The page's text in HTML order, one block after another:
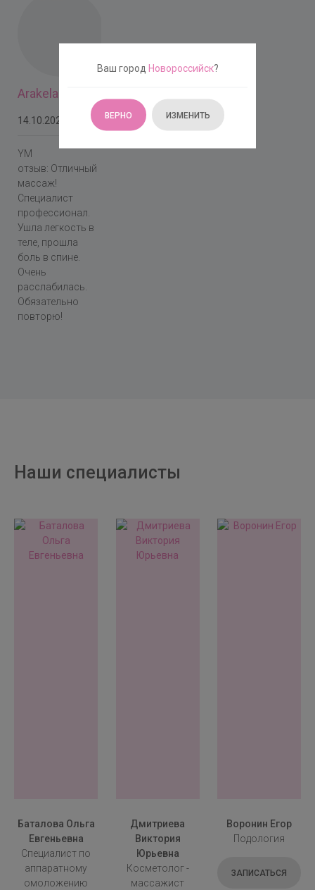
Arakela
14.10.2025
YM
отзыв: Отличный
массаж!
Специалист
профессионал.
Ушла легкость в
теле, прошла
боль в спине.
Очень
расслабилась.
Обязательно
повторю!
Наши специалисты
Баталова Ольга
Евгеньевна
Специалист по
аппаратному
омоложению
Дмитриева
Виктория
Юрьевна
Косметолог -
массажист
Воронин Егор
Подология
ЗАПИСАТЬСЯ
Ваш город Новороссийск?
ВЕРНО ИЗМЕНИТЬ